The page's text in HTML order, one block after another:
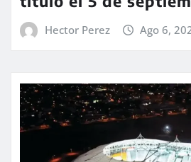
Hector Perez Ago 6,